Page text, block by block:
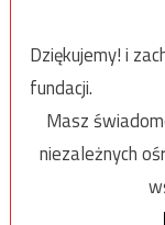
Dziękujemy! i
fundacji.
Masz
niezależnych